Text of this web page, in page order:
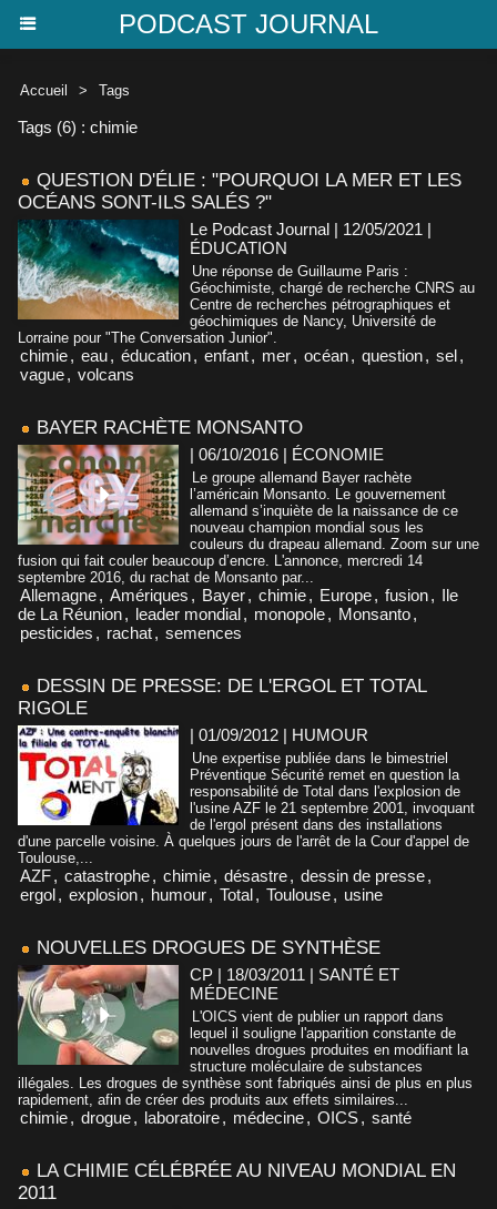
PODCAST JOURNAL
Accueil > Tags
Tags (6) : chimie
QUESTION D'ÉLIE : "POURQUOI LA MER ET LES
OCÉANS SONT-ILS SALÉS ?"
Le Podcast Journal | 12/05/2021 |
ÉDUCATION
Une réponse de Guillaume Paris :
Géochimiste, chargé de recherche CNRS au
Centre de recherches pétrographiques et
géochimiques de Nancy, Université de
Lorraine pour "The Conversation Junior".
chimie, eau, éducation, enfant, mer, océan, question, sel,
vague, volcans
BAYER RACHÈTE MONSANTO
| 06/10/2016 | ÉCONOMIE
Le groupe allemand Bayer rachète
l’américain Monsanto. Le gouvernement
allemand s’inquiète de la naissance de ce
nouveau champion mondial sous les
couleurs du drapeau allemand. Zoom sur une
fusion qui fait couler beaucoup d’encre. L'annonce, mercredi 14
septembre 2016, du rachat de Monsanto par...
Allemagne, Amériques , Bayer, chimie, Europe, fusion, Ile
de La Réunion, leader mondial, monopole, Monsanto,
pesticides , rachat, semences
DESSIN DE PRESSE: DE L'ERGOL ET TOTAL
RIGOLE
| 01/09/2012 | HUMOUR
Une expertise publiée dans le bimestriel
Préventique Sécurité remet en question la
responsabilité de Total dans l'explosion de
l'usine AZF le 21 septembre 2001, invoquant
de l'ergol présent dans des installations
d'une parcelle voisine. À quelques jours de l'arrêt de la Cour d'appel de
Toulouse,...
AZF, catastrophe, chimie, désastre, dessin de presse,
ergol, explosion, humour, Total, Toulouse, usine
NOUVELLES DROGUES DE SYNTHÈSE
CP | 18/03/2011 | SANTÉ ET
MÉDECINE
L'OICS vient de publier un rapport dans
lequel il souligne l'apparition constante de
nouvelles drogues produites en modifiant la
structure moléculaire de substances
illégales. Les drogues de synthèse sont fabriqués ainsi de plus en plus
rapidement, afin de créer des produits aux effets similaires...
chimie, drogue, laboratoire, médecine, OICS, santé
LA CHIMIE CÉLÉBRÉE AU NIVEAU MONDIAL EN
2011